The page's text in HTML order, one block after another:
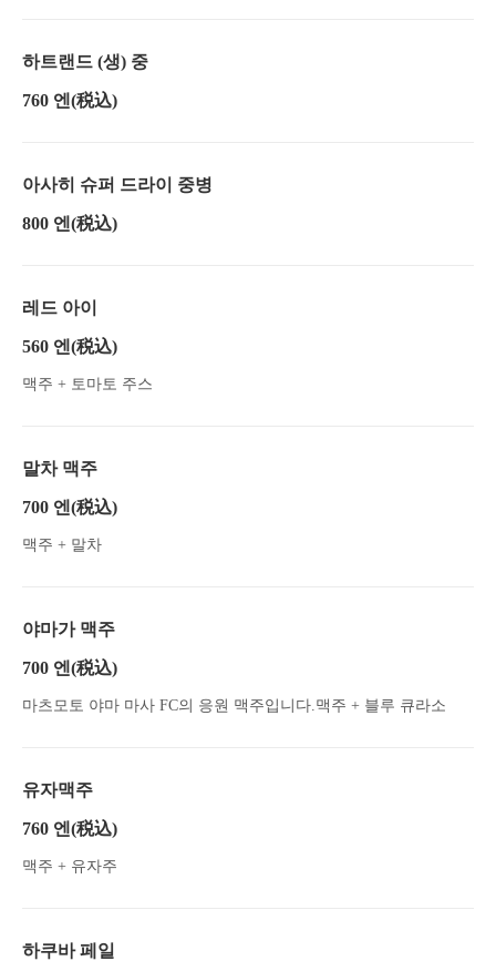
하트랜드 (생) 중
760 엔 (税込)
아사히 슈퍼 드라이 중병
800 엔 (税込)
레드 아이
560 엔 (税込)
맥주 + 토마토 주스
말차 맥주
700 엔 (税込)
맥주 + 말차
야마가 맥주
700 엔 (税込)
마츠모토 야마 마사 FC의 응원 맥주입니다.맥주 + 블루 큐라소
유자맥주
760 엔 (税込)
맥주 + 유자주
하쿠바 페일